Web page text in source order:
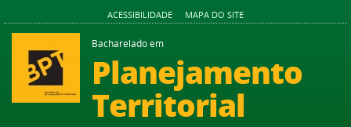
ACESSIBILIDADE MAPA DO SITE
Bacharelado em
Planejamento
Territorial